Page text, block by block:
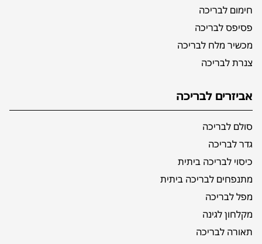
חימום לבריכה
פסיפס לבריכה
מכשיר מלח לבריכה
צנרת לבריכה
אביזרים לבריכה
סולם לבריכה
גדר לבריכה
כיסוי לבריכה ביתית
מתנפחים לבריכה ביתית
מפל לבריכה
מקלחון לגינה
תאורה לבריכה